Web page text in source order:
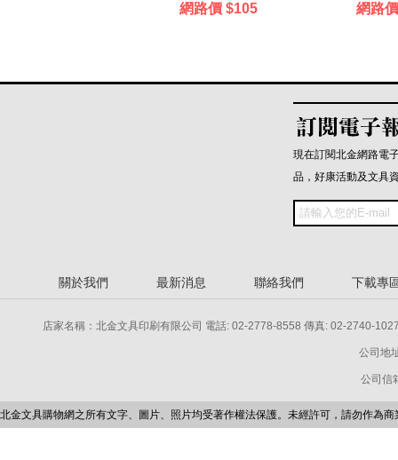
網路價 $105 網路
現在訂閱北金網路電
品，好康活動及文具
關於我們 最新消息 聯絡我們 下載專
店家名稱：北金文具印刷有限公司 電話: 02-2778-8558 傳真: 02-2740-
公司地
公司信
北金文具購物網之所有文字、圖片、照片均受著作權法保護。未經許可，請勿作為商